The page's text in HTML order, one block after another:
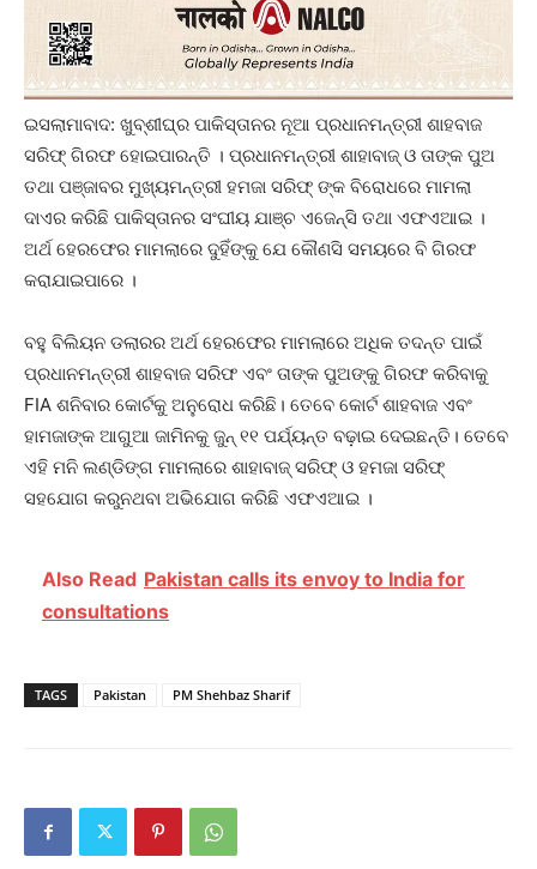
ଇସଲାମାବାଦ: ଖୁବ୍‌ଶୀଘ୍ର ପାକିସ୍ତାନର ନୂଆ ପ୍ରଧାନମନ୍ତ୍ରୀ ଶାହବାଜ
ସରିଫ୍ ଗିରଫ ହୋଇପାରନ୍ତି । ପ୍ରଧାନମନ୍ତ୍ରୀ ଶାହାବାଜ୍ ଓ ତାଙ୍କ ପୁଅ
ତଥା ପଞ୍ଜାବର ମୁଖ୍ୟମନ୍ତ୍ରୀ ହମଜା ସରିଫ୍ ଙ୍କ ବିରୋଧରେ ମାମଲା
ଦାଏର କରିଛି ପାକିସ୍ତାନର ସଂଘୀୟ ଯାଞ୍ଚ ଏଜେନ୍ସି ତଥା ଏଫଏଆଇ ।
ଅର୍ଥ ହେରଫେର ମାମଲାରେ ଦୁହିଁଙ୍କୁ ଯେ କୌଣସି ସମୟରେ ବି ଗିରଫ
କରାଯାଇପାରେ ।
ବହୁ ବିଲିୟନ ଡଲାରର ଅର୍ଥ ହେରଫେର ମାମଲାରେ ଅଧିକ ତଦନ୍ତ ପାଇଁ
ପ୍ରଧାନମନ୍ତ୍ରୀ ଶାହବାଜ ସରିଫ ଏବଂ ତାଙ୍କ ପୁଅଙ୍କୁ ଗିରଫ କରିବାକୁ
FIA ଶନିବାର କୋର୍ଟକୁ ଅନୁରୋଧ କରିଛି। ତେବେ କୋର୍ଟ ଶାହବାଜ ଏବଂ
ହାମଜାଙ୍କ ଆଗୁଆ ଜାମିନକୁ ଜୁନ୍ ୧୧ ପର୍ଯ୍ୟନ୍ତ ବଢ଼ାଇ ଦେଇଛନ୍ତି। ତେବେ
ଏହି ମନି ଲଣ୍ଡିଙ୍ଗ ମାମଲାରେ ଶାହାବାଜ୍ ସରିଫ୍ ଓ ହମଜା ସରିଫ୍
ସହଯୋଗ କରୁନଥବା ଅଭିଯୋଗ କରିଛି ଏଫଏଆଇ ।
Also Read Pakistan calls its envoy to India for
consultations
TAGS Pakistan PM Shehbaz Sharif